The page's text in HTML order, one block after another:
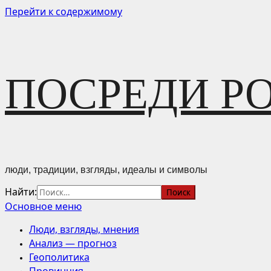
Перейти к содержимому
ПОСРЕДИ
люди, традиции, взгляды, идеалы и символы
Найти:
Основное меню
Люди, взгляды, мнения
Анализ — прогноз
Геополитика